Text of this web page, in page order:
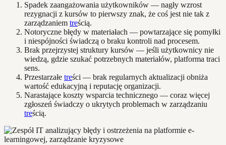
Spadek zaangażowania użytkowników — nagły wzrost
rezygnacji z kursów to pierwszy znak, że coś jest nie tak z
zarządzaniem treścią.
Notoryczne błędy w materiałach — powtarzające się pomyłki
i niespójności świadczą o braku kontroli nad procesem.
Brak przejrzystej struktury kursów — jeśli użytkownicy nie
wiedzą, gdzie szukać potrzebnych materiałów, platforma traci
sens.
Przestarzałe treści — brak regularnych aktualizacji obniża
wartość edukacyjną i reputację organizacji.
Narastające koszty wsparcia technicznego — coraz więcej
zgłoszeń świadczy o ukrytych problemach w zarządzaniu
treścią.